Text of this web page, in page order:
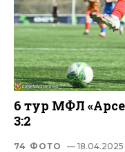
6 тур МФЛ
3:2
74 ФОТО — 18.04.2025